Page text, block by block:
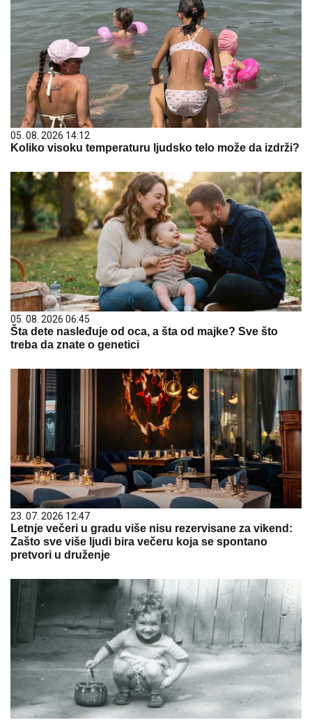
05. 08. 2026 14:12
Koliko visoku temperaturu ljudsko telo može da izdrži?
05. 08. 2026 06:45
Šta dete nasleđuje od oca, a šta od majke? Sve što
treba da znate o genetici
23. 07. 2026 12:47
Letnje večeri u gradu više nisu rezervisane za vikend:
Zašto sve više ljudi bira večeru koja se spontano
pretvori u druženje